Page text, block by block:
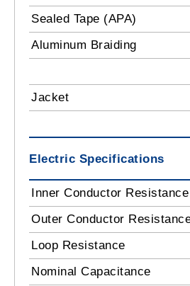
Sealed Tape (APA)
Aluminum Braiding
Jacket
Electric Specifications
Inner Conductor Resistance
Outer Conductor
Loop Resistance
Nominal Capacitance